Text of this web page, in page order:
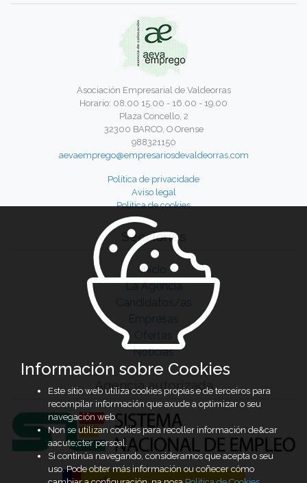
Asociación Empresarial de Valdeorras
Horario: 08.00 15.00 - 16.00 - 19.00
Plaza Concello, 2
32300 BARCO, O Orense
988321150
aevaemprego@empresariosdevaldeorras.com
Política de privacidade
Aviso legal
Política de cookies
Secciones
Inicio
La Agencia
Candidatos/as
Empresas
Ofertas
Noticias
Agencia autorizada
Información sobre Cookies
Este sitio web utiliza cookies propias e de terceiros para
recompilar información que axude a optimizar o seu
navegación web.
Non se utilizan cookies para recoller información de&car
aacute;cter persoal.
Si continúa navegando, consideramos que acepta o seu
uso. Pode obter más información ou coñecer cómo